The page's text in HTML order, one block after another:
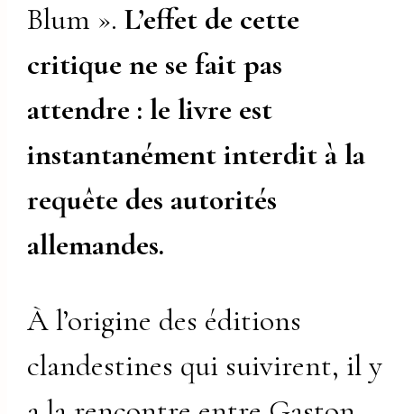
Blum ».L’effet de cette
critique ne se fait pas
attendre : le livre est
instantanément interdit à la
requête des autorités
allemandes.
À l’origine des éditions
clandestines qui suivirent, il y